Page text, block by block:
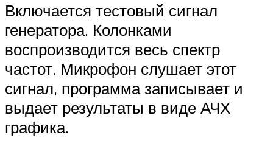
Включается тестовый сигнал
генератора. Колонками
воспроизводится весь спектр
частот. Микрофон слушает этот
сигнал, программа записывает и
выдает результаты в виде АЧХ
графика.